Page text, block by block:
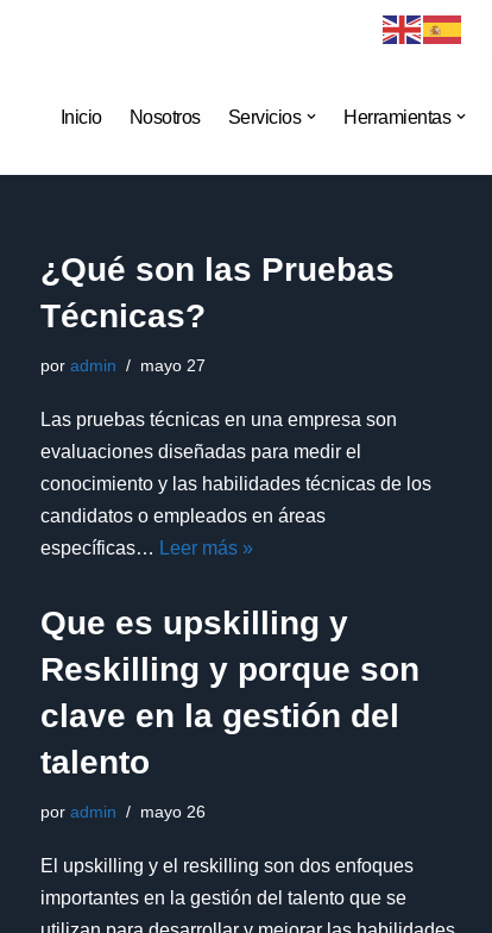
Inicio Nosotros Servicios Herramientas
¿Qué son las Pruebas
Técnicas?
por admin mayo 27
Las pruebas técnicas en una empresa son
evaluaciones diseñadas para medir el
conocimiento y las habilidades técnicas de los
candidatos o empleados en áreas
específicas… Leer más »
Que es upskilling y
Reskilling y porque son
clave en la gestión del
talento
por admin mayo 26
El upskilling y el reskilling son dos enfoques
importantes en la gestión del talento que se